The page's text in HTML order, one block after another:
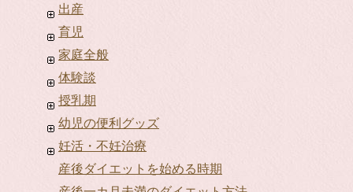
出産
育児
家庭全般
体験談
授乳期
幼児の便利グッズ
妊活・不妊治療
産後ダイエットを始める時期